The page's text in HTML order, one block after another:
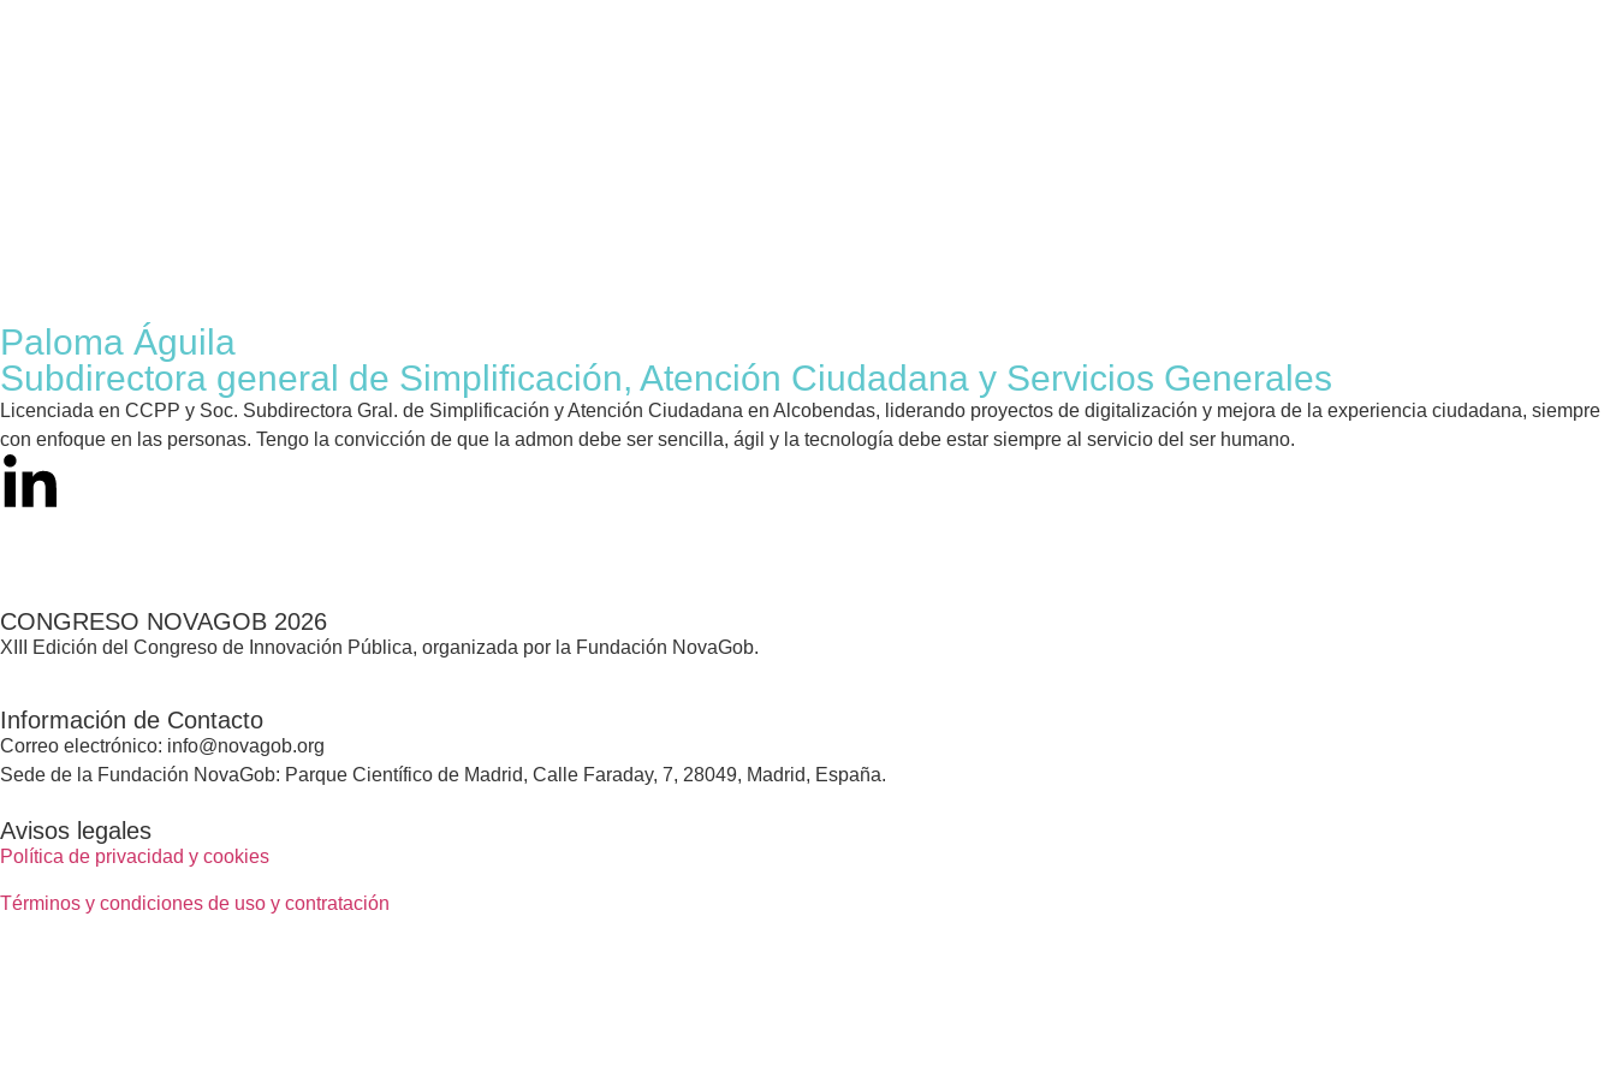
Paloma Águila
Subdirectora general de Simplificación, Atención Ciudadana y Servicios Generales
Licenciada en CCPP y Soc. Subdirectora Gral. de Simplificación y Atención Ciudadana en Alcobendas, liderando proyectos de digitalización y mejora de la experiencia ciudadana, siempre
con enfoque en las personas. Tengo la convicción de que la admon debe ser sencilla, ágil y la tecnología debe estar siempre al servicio del ser humano.
CONGRESO NOVAGOB 2026
XIII Edición del Congreso de Innovación Pública, organizada por la Fundación NovaGob.
Información de Contacto
Correo electrónico: info@novagob.org
Sede de la Fundación NovaGob: Parque Científico de Madrid, Calle Faraday, 7, 28049, Madrid, España.
Avisos legales
Política de privacidad y cookies
Términos y condiciones de uso y contratación